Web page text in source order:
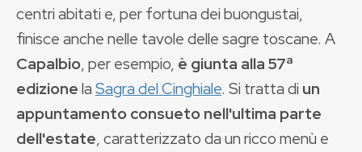
centri abitati e, per fortuna dei buongustai,
finisce anche nelle tavole delle sagre toscane. A
Capalbio, per esempio, è giunta alla 57ª
edizionelaSagra del Cinghiale. Si tratta di un
appuntamento consueto nell'ultima parte
dell'estate, caratterizzato da un ricco menù e